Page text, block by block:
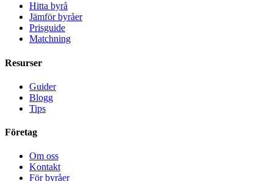
Hitta byrå
Jämför byråer
Prisguide
Matchning
Resurser
Guider
Blogg
Tips
Företag
Om oss
Kontakt
För byråer